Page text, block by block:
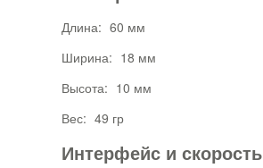
Длина: 60 мм
Ширина: 18 мм
Высота: 10 мм
Вес: 49 гр
Интерфейс и скорость